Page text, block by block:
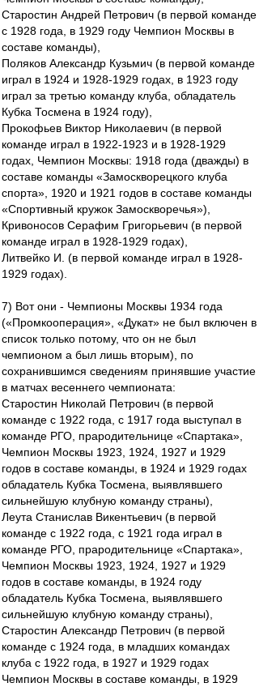
Старостин Андрей Петрович (в первой команде
с 1928 года, в 1929 году Чемпион Москвы в
составе команды),
Поляков Александр Кузьмич (в первой команде
играл в 1924 и 1928-1929 годах, в 1923 году
играл за третью команду клуба, обладатель
Кубка Тосмена в 1924 году),
Прокофьев Виктор Николаевич (в первой
команде играл в 1922-1923 и в 1928-1929
годах, Чемпион Москвы: 1918 года (дважды) в
составе команды «Замоскворецкого клуба
спорта», 1920 и 1921 годов в составе команды
«Спортивный кружок Замоскворечья»),
Кривоносов Серафим Григорьевич (в первой
команде играл в 1928-1929 годах),
Литвейко И. (в первой команде играл в 1928-
1929 годах).
7) Вот они - Чемпионы Москвы 1934 года
(«Промкооперация», «Дукат» не был включен в
список только потому, что он не был
чемпионом а был лишь вторым), по
сохранившимся сведениям принявшие участие
в матчах весеннего чемпионата:
Старостин Николай Петрович (в первой
команде с 1922 года, с 1917 года выступал в
команде РГО, прародительнице «Спартака»,
Чемпион Москвы 1923, 1924, 1927 и 1929
годов в составе команды, в 1924 и 1929 годах
обладатель Кубка Тосмена, выявлявшего
сильнейшую клубную команду страны),
Леута Станислав Викентьевич (в первой
команде с 1922 года, с 1921 года играл в
команде РГО, прародительнице «Спартака»,
Чемпион Москвы 1923, 1924, 1927 и 1929
годов в составе команды, в 1924 году
обладатель Кубка Тосмена, выявлявшего
сильнейшую клубную команду страны),
Старостин Александр Петрович (в первой
команде с 1924 года, в младших командах
клуба с 1922 года, в 1927 и 1929 годах
Чемпион Москвы в составе команды, в 1929